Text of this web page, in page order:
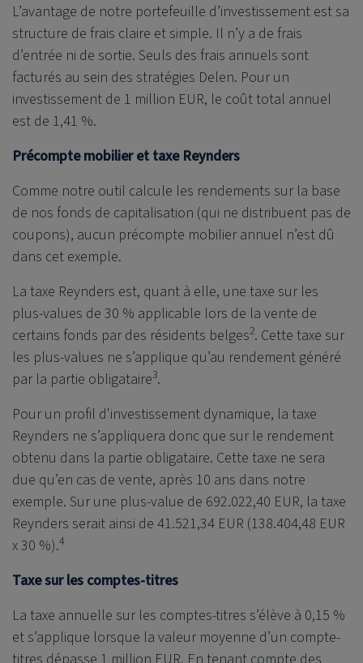
L’avantage de notre portefeuille d’investissement est sa
structure de frais claire et simple. Il n’y a de frais
d’entrée ni de sortie. Seuls des frais annuels sont
facturés au sein des stratégies Delen. Pour un
investissement de 1 million EUR, le coût total annuel
est de 1,41 %.
Précompte mobilier et taxe Reynders
Comme notre outil calcule les rendements sur la base
de nos fonds de capitalisation (qui ne distribuent pas de
coupons), aucun précompte mobilier annuel n’est dû
dans cet exemple.
La taxe Reynders est, quant à elle, une taxe sur les
plus-values de 30 % applicable lors de la vente de
certains fonds par des résidents belges2. Cette taxe sur
les plus-values ne s’applique qu’au rendement généré
par la partie obligataire3.
Pour un profil d'investissement dynamique, la taxe
Reynders ne s’appliquera donc que sur le rendement
obtenu dans la partie obligataire. Cette taxe ne sera
due qu’en cas de vente, après 10 ans dans notre
exemple. Sur une plus-value de 692.022,40 EUR, la taxe
Reynders serait ainsi de 41.521,34 EUR (138.404,48 EUR
x 30 %).4
Taxe sur les comptes-titres
La taxe annuelle sur les comptes-titres s’élève à 0,15 %
et s’applique lorsque la valeur moyenne d’un compte-